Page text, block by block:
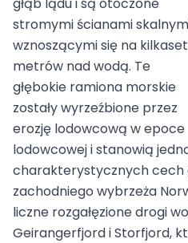
stromymi ścianami
wznoszącymi się na kilkaset
metrów nad wodą. Te
głębokie ramiona morskie
zostały wyrzeźbione przez
erozję lodowcową w epoce
lodowcowej i stanowią
charakterystycznych cech
zachodniego wybrzeża
liczne rozgałęzione drogi
Geirangerfjord i Storfjord,